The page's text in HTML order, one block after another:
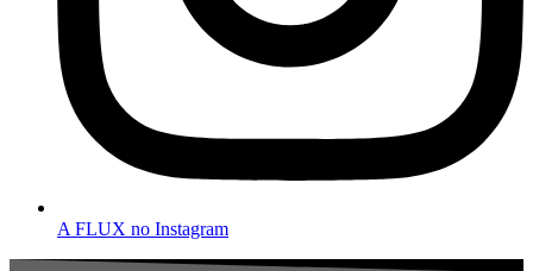
A FLUX no Instagram